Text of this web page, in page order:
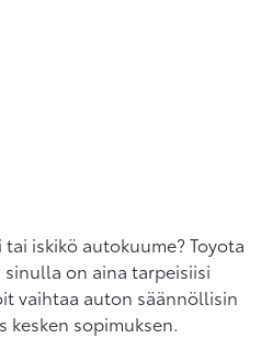
iskikö autokuume? Toyota
sinulla on aina tarpeisiisi
vaihtaa auton säännöllisin
kesken sopimuksen.